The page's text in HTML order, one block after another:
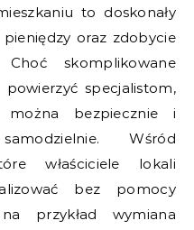
to doskonały
oraz zdobycie
Choć skomplikowane
specjalistom,
bezpiecznie i
Wśród
właściciele lokali
bez pomocy
przykład wymiana